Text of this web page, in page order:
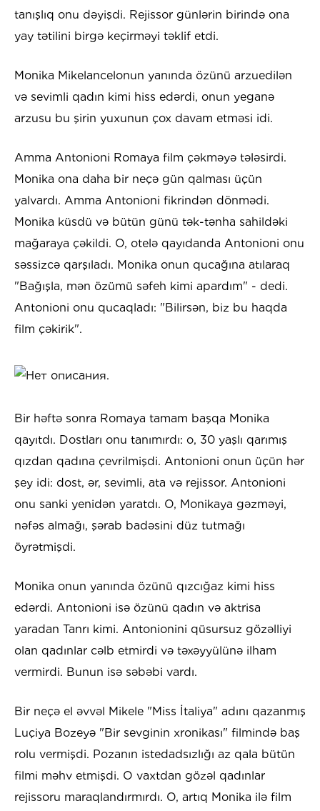
tanışlıq onu dəyişdi. Rejissor günlərin birində ona
yay tətilini birgə keçirməyi təklif etdi.
Monika Mikelancelonun yanında özünü arzuedilən
və sevimli qadın kimi hiss edərdi, onun yeganə
arzusu bu şirin yuxunun çox davam etməsi idi.
Amma Antonioni Romaya film çəkməyə tələsirdi.
Monika ona daha bir neçə gün qalması üçün
yalvardı. Amma Antonioni fikrindən dönmədi.
Monika küsdü və bütün günü tək-tənha sahildəki
mağaraya çəkildi. O, otelə qayıdanda Antonioni onu
səssizcə qarşıladı. Monika onun qucağına atılaraq
"Bağışla, mən özümü səfeh kimi apardım" - dedi.
Antonioni onu qucaqladı: "Bilirsən, biz bu haqda
film çəkirik".
Bir həftə sonra Romaya tamam başqa Monika
qayıtdı. Dostları onu tanımırdı: o, 30 yaşlı qarımış
qızdan qadına çevrilmişdi. Antonioni onun üçün hər
şey idi: dost, ər, sevimli, ata və rejissor. Antonioni
onu sanki yenidən yaratdı. O, Monikaya gəzməyi,
nəfəs almağı, şərab badəsini düz tutmağı
öyrətmişdi.
Monika onun yanında özünü qızcığaz kimi hiss
edərdi. Antonioni isə özünü qadın və aktrisa
yaradan Tanrı kimi. Antonionini qüsursuz gözəlliyi
olan qadınlar cəlb etmirdi və təxəyyülünə ilham
vermirdi. Bunun isə səbəbi vardı.
Bir neçə el əvvəl Mikele "Miss İtaliya" adını qazanmış
Luçiya Bozeyə "Bir sevginin xronikası" filmində baş
rolu vermişdi. Pozanın istedadsızlığı az qala bütün
filmi məhv etmişdi. O vaxtdan gözəl qadınlar
rejissoru maraqlandırmırdı. O, artıq Monika ilə film